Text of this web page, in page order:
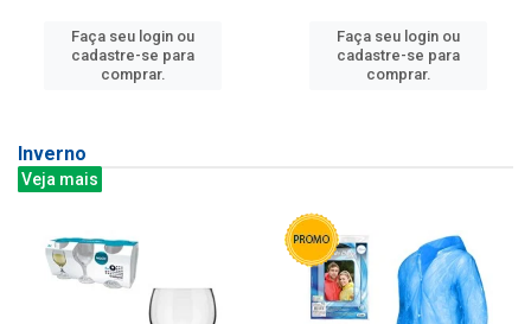
Faça seu login ou
cadastre-se para
comprar.
Faça seu login ou
cadastre-se para
comprar.
Inverno
Veja mais